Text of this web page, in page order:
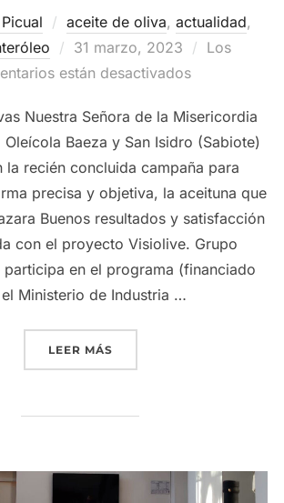
aceite de oliva, actualidad,
Publicado
el
31 marzo, 2023
Los
están desactivados
Nuestra Señora de la Misericordia
Baeza y San Isidro (Sabiote)
la recién concluida campaña para
precisa y objetiva, la aceituna que
Buenos resultados y satisfacción
con el proyecto Visiolive. Grupo
participa en el programa (financiado
Ministerio de Industria …
LEER MÁS«GRUPO INTERÓLEO